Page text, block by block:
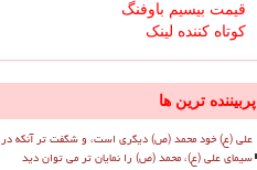
قیمت بیسیم باوفنگ
کوتاه کننده لینک
پربیننده ترین ها
علی (ع) خود محمد (ص) دیگری است، و شگفت تر آنکه در
سیمای علی (ع)، محمد (ص) را نمایان تر می توان دید